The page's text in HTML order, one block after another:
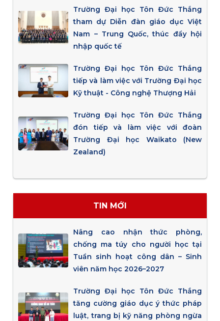
Trường Đại học Tôn Đức Thắng
tham dự Diễn đàn giáo dục Việt
Nam – Trung Quốc, thúc đẩy hội
nhập quốc tế
Trường Đại học Tôn Đức Thắng
tiếp và làm việc với Trường Đại học
Kỹ thuật - Công nghệ Thượng Hải
Trường Đại học Tôn Đức Thắng
đón tiếp và làm việc với đoàn
Trường Đại học Waikato (New
Zealand)
TIN MỚI
Nâng cao nhận thức phòng,
chống ma túy cho người học tại
Tuần sinh hoạt công dân – Sinh
viên năm học 2026–2027
Trường Đại học Tôn Đức Thắng
tăng cường giáo dục ý thức pháp
luật, trang bị kỹ năng phòng ngừa